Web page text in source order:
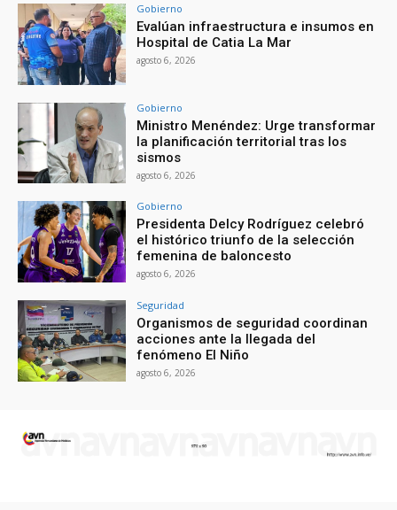
Gobierno
Evalúan infraestructura e insumos en
Hospital de Catia La Mar
agosto 6, 2026
Gobierno
Ministro Menéndez: Urge transformar
la planificación territorial tras los
sismos
agosto 6, 2026
Gobierno
Presidenta Delcy Rodríguez celebró
el histórico triunfo de la selección
femenina de baloncesto
agosto 6, 2026
Seguridad
Organismos de seguridad coordinan
acciones ante la llegada del
fenómeno El Niño
agosto 6, 2026